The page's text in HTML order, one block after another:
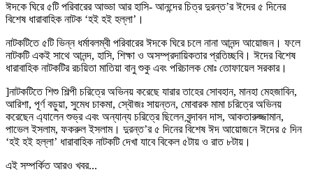
ঈদকে ঘিরে ৫টি পরিবারের আড্ডা আর হাসি- আনন্দের চিত্র দুরন্ত’র ঈদের ৫ দিনের
বিশেষ ধারাবাহিক নাটক ‘হই হই হল্লা’।
নাটকটিতে ৫টি ভিন্ন ধর্মাবলম্বী পরিবারের ঈদকে ঘিরে চলে নানা আনন্দ আয়োজন। ফলে
নাটকটি একই সাথে আনন্দ, হাসি, শিক্ষা ও অসম্প্রদায়িকতার প্রতিচ্ছবি। ঈদের বিশেষ
ধারাবাহিক নাটকটির রচয়িতা মাতিয়া বানু শুকু এবং পরিচালক মোঃ তোফায়েল সরকার।
]নাটকটিতে শিশু শিল্পী চরিত্রে অভিনয় করেছে যারার তাহের সোবহান, মানহা মেহজাবিন,
আরিশা, পূর্ণ বড়ুয়া, সুমেধ চাকমা, স্বৌজঃ সায়ন্তন, মোবারক মামা চরিত্রে অভিনয়
করেছেন এ্যালেন শুভ্র এবং অন্যান্য চরিত্রে ছিলেন বৃন্দাবন দাস, আকতারুজ্জামান,
পাভেল ইসলাম, ফকরুল ইসলাম। দুরন্ত’র ৫ দিনের বিশেষ ঈদ আয়োজনে ঈদের ৫ দিন
‘হই হই হল্লা’ ধারাবাহিক নাটকটি দেখা যাবে বিকেল ৫টায় ও রাত ৮টায়।
এই সম্পর্কিত আরও খবর...